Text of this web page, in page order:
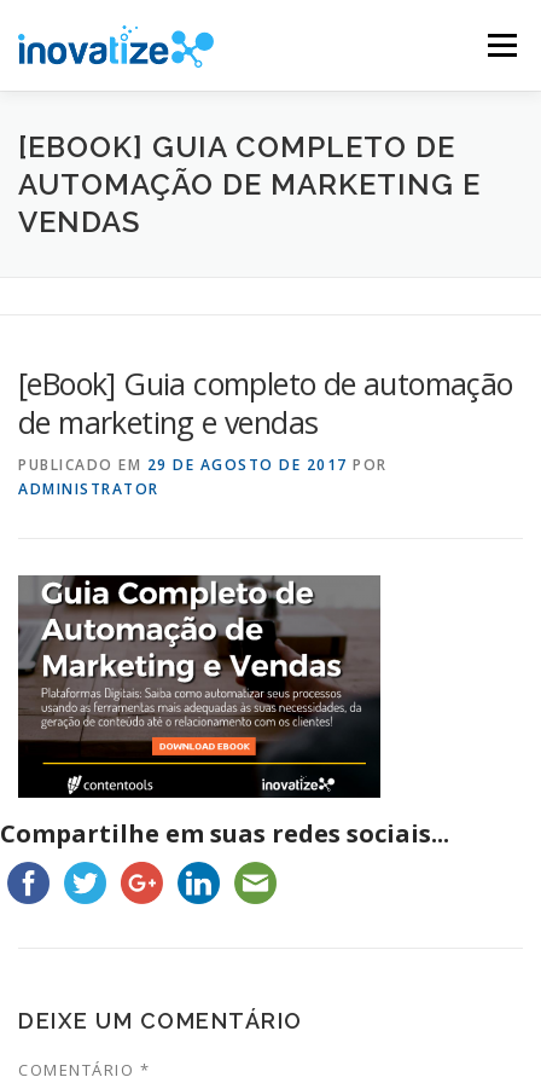
para
Menu
INOVATIZE MAUTIC INOVATIZE CRM
MATERIAIS EDUCATIVOS
[EBOOK] GUIA COMPLETO DE
AUTOMAÇÃO DE MARKETING E
VENDAS
[eBook] Guia completo de automação
de marketing e vendas
PUBLICADO EM 29 DE AGOSTO DE 2017 POR
ADMINISTRATOR
Compartilhe em suas redes sociais...
DEIXE UM COMENTÁRIO
COMENTÁRIO *